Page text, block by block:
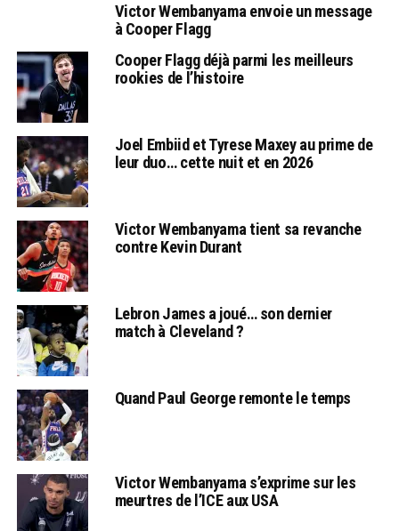
Victor Wembanyama envoie un message
à Cooper Flagg
Cooper Flagg déjà parmi les meilleurs
rookies de l’histoire
Joel Embiid et Tyrese Maxey au prime de
leur duo… cette nuit et en 2026
Victor Wembanyama tient sa revanche
contre Kevin Durant
Lebron James a joué… son dernier
match à Cleveland ?
Quand Paul George remonte le temps
Victor Wembanyama s’exprime sur les
meurtres de l’ICE aux USA